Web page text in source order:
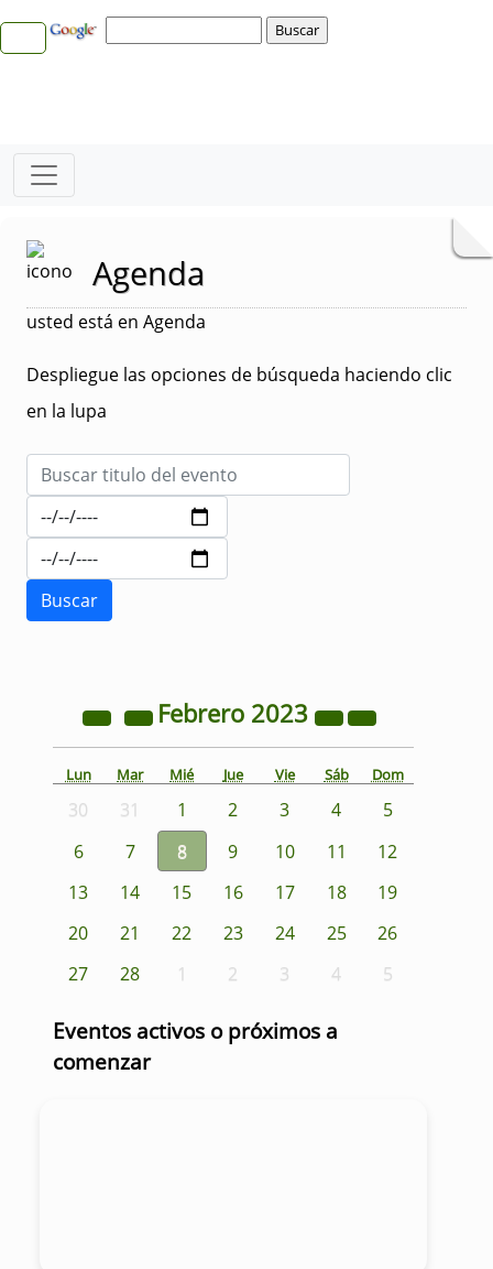
Agenda
usted está en Agenda
Despliegue las opciones de búsqueda haciendo clic
en la lupa
Febrero 2023
Lun Mar Mié Jue Vie Sáb Dom
30 31 1 2 3 4
5
6
7 8 9 10 11
12
13
14 15 16 17 18
19
20
21 22 23 24 25
26
27
28 1 2 3 4 5
Eventos activos o próximos a
comenzar